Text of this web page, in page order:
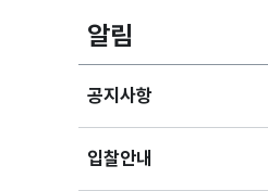
알림
공지사항
입찰안내